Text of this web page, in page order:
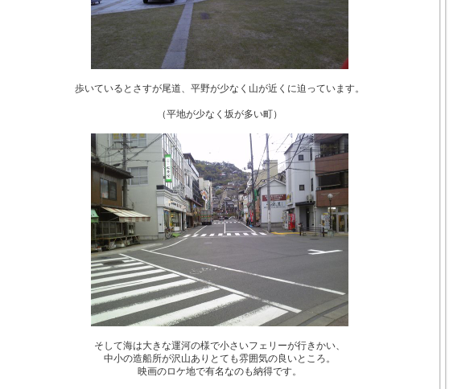
歩いているとさすが尾道、平野が少なく山が近くに迫っています。
（平地が少なく坂が多い町）
そして海は大きな運河の様で小さいフェリーが行きかい、
中小の造船所が沢山ありとても雰囲気の良いところ。
映画のロケ地で有名なのも納得です。